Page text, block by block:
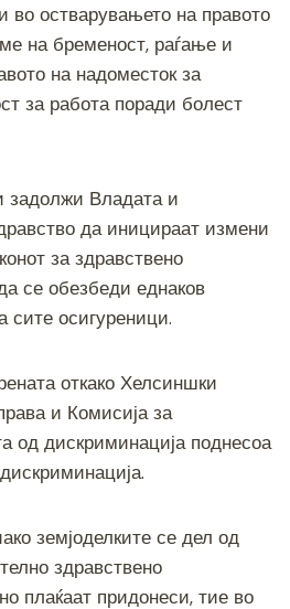
во остварувањето на правото
на бременост, раѓање и
на надоместок за
за работа поради болест
задолжи Владата и
да иницираат измени
за здравствено
се обезбеди еднаков
сите осигуреници.
откако Хелсиншки
и Комисија за
од дискриминација поднесоа
земјоделките се дел од
здравствено
плаќаат придонеси, тие во